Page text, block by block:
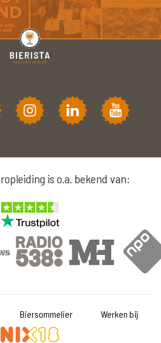
is o.a. bekend van:
Biersommelier Werken bij